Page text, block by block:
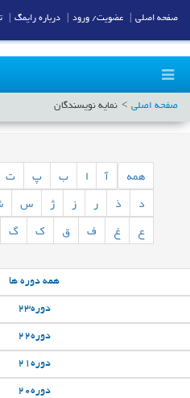
صفحه اصلی نمایه نویسندگان
همه ب پ ت
د
ذ ر ز ژ س
ع
غ ف ق ک گ
همه دوره ها
دوره23
دوره22
دوره21
دوره20
صفحه اصلی عضویت/ ورود درباره رایمگ